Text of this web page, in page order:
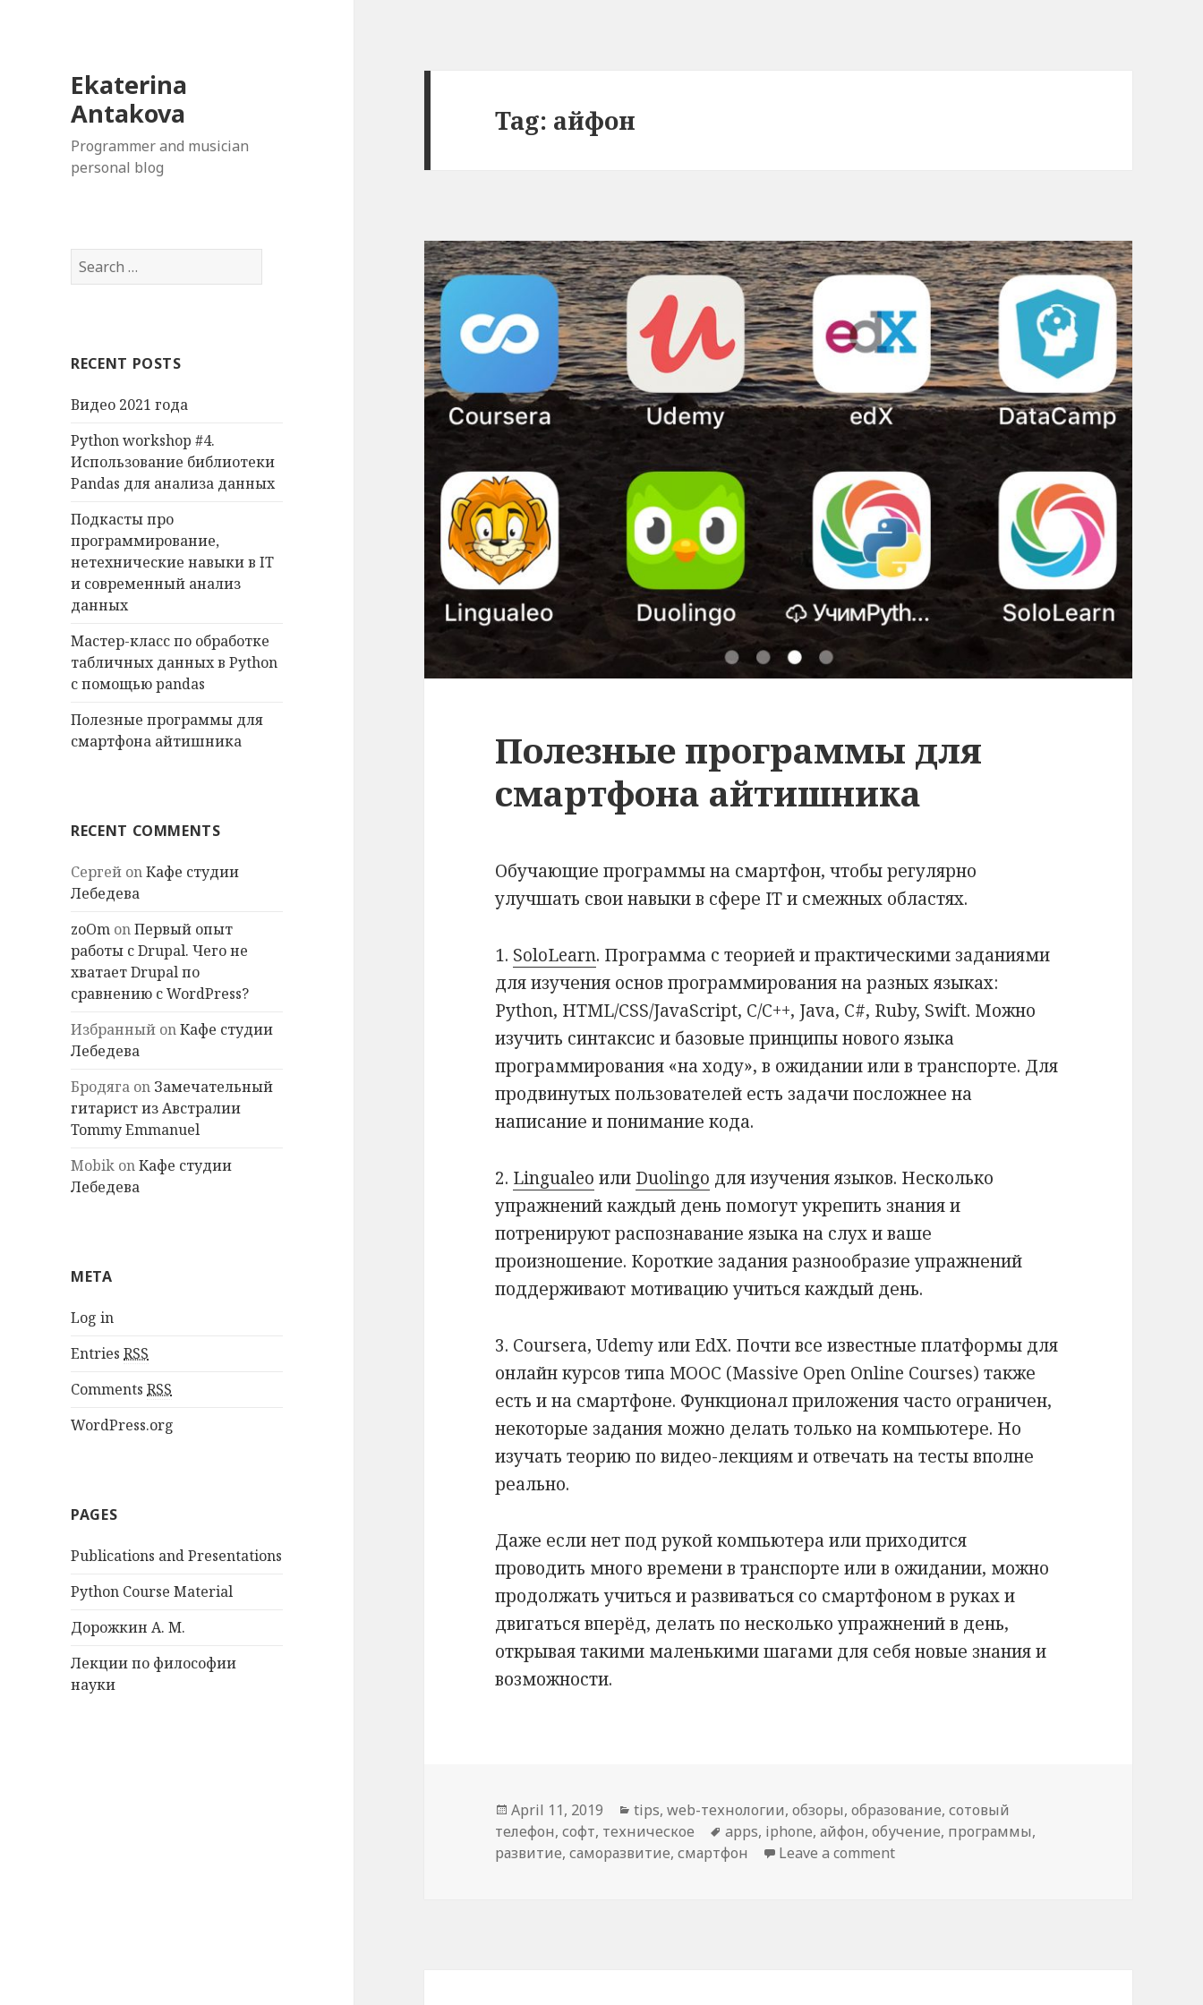
Ekaterina
Antakova
Programmer and musician
personal blog
S
e
h
o
r
:
RECENT POSTS
Видео 2021 года
Python workshop #4.
Использование библиотеки
Pandas для анализа данных
Подкасты про
программирование,
нетехнические навыки в IT
и современный анализ
данных
Мастер-класс по обработке
табличных данных в Python
с помощью pandas
Полезные программы для
смартфона айтишника
RECENT COMMENTS
Сергей onКафе студии
Лебедева
zoOm onПервый опыт
работы с Drupal. Чего не
хватает Drupal по
сравнению с WordPress?
Избранный onКафе студии
Лебедева
Бродяга on Замечательный
гитарист из Австралии
Tommy Emmanuel
Mobik onКафе студии
Лебедева
META
Log in
EntriesRSS
CommentsRSS
WordPress.org
PAGES
Publications and Presentations
Python Course Material
Дорожкин А. М.
Лекции по философии
науки
Tag: айфон
Полезные программы для
смартфона айтишника
Обучающие программы на смартфон, чтобы регулярно
улучшать свои навыки в сфере IT и смежных областях.
1. SoloLearn. Программа с теорией и практическими заданиями
для изучения основ программирования на разных языках:
Python, HTML/CSS/JavaScript, C/C++, Java, C#, Ruby, Swift. Можно
изучить синтаксис и базовые принципы нового языка
программирования «на ходу», в ожидании или в транспорте. Для
продвинутых пользователей есть задачи посложнее на
написание и понимание кода.
2. Lingualeo или Duolingo для изучения языков. Несколько
упражнений каждый день помогут укрепить знания и
потренируют распознавание языка на слух и ваше
произношение. Короткие задания разнообразие упражнений
поддерживают мотивацию учиться каждый день.
3. Coursera, Udemy или EdX. Почти все известные платформы для
онлайн курсов типа MOOC (Massive Open Online Courses) также
есть и на смартфоне. Функционал приложения часто ограничен,
некоторые задания можно делать только на компьютере. Но
изучать теорию по видео-лекциям и отвечать на тесты вполне
реально.
Даже если нет под рукой компьютера или приходится
проводить много времени в транспорте или в ожидании, можно
продолжать учиться и развиваться со смартфоном в руках и
двигаться вперёд, делать по несколько упражнений в день,
открывая такими маленькими шагами для себя новые знания и
возможности.
Posted
on
April 11, 2019 Categories
tips,web-технологии,обзоры,образование,сотовый
телефон,софт, техническое Tags
apps, iphone,айфон,обучение, программы,
развитие,саморазвитие,смартфон Leave a comment